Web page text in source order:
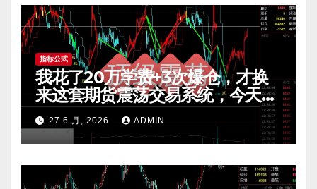
指标公式
我花了20万学费+3次爆仓，才换
来这套期货震荡交易系统，今天免
费公开核心逻辑
27 6 月, 2026 ADMIN